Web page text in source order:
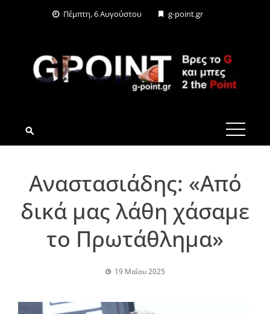
Πέμπτη, 6 Αυγούστου g-point.gr
G-POINT.GR
Αναστασιάδης: «Από
δικά μας λάθη χάσαμε
το Πρωτάθλημα»
19 Μαΐου 2025